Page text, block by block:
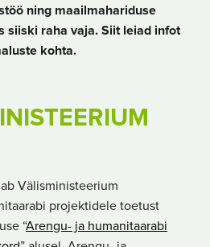
ning maailmahariduse
siiski raha vaja. Siit leiad infot
kohta.
Välisministeerium
projektidele toetust
“Arengu- ja humanitaarabi